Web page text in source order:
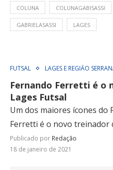
COLUNA COLUNAGABISASSI
GABRIELASASSI LAGES
FUTSAL LAGES E REGIÃO
Fernando Ferretti é o
Lages Futsal
Um dos maiores ícones do
Ferretti é o novo treinador
Publicado por Redação
18 de janeiro de 2021